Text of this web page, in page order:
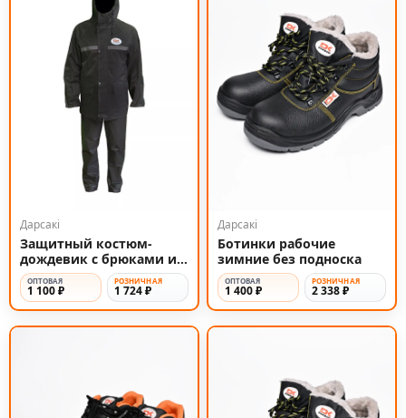
Дарсакi
Защитный костюм-
дождевик с брюками и
светоотражателями
ОПТОВАЯ
1 100 ₽
РОЗНИЧНАЯ
1 724 ₽
Дарсакi
Ботинки рабочие
зимние без подноска
ОПТОВАЯ
1 400 ₽
РОЗНИЧНАЯ
2 338 ₽